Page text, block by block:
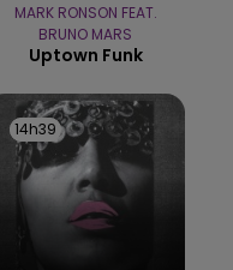
LE WEEK-
MARK RONSON FEAT.
BRUNO MARS
Uptown Funk
14h39
14h39